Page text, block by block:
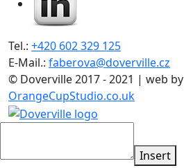
Tel.: +420 602 329 125
E-Mail.: faberova@doverville.cz
© Doverville 2017 - 2021 | web by
OrangeCupStudio.co.uk
Insert